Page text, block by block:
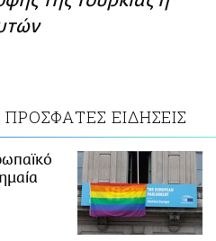
ΠΡΟΣΦΑΤΕΣ ΕΙΔΗΣΕΙΣ